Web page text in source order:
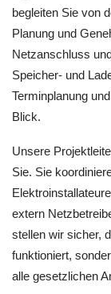
begleiten Sie von
Planung und
Netzanschluss
Speicher- und
Terminplanung
Blick.
Unsere
Sie. Sie
extern
stellen wir sicher,
funktioniert,
alle gesetzlichen